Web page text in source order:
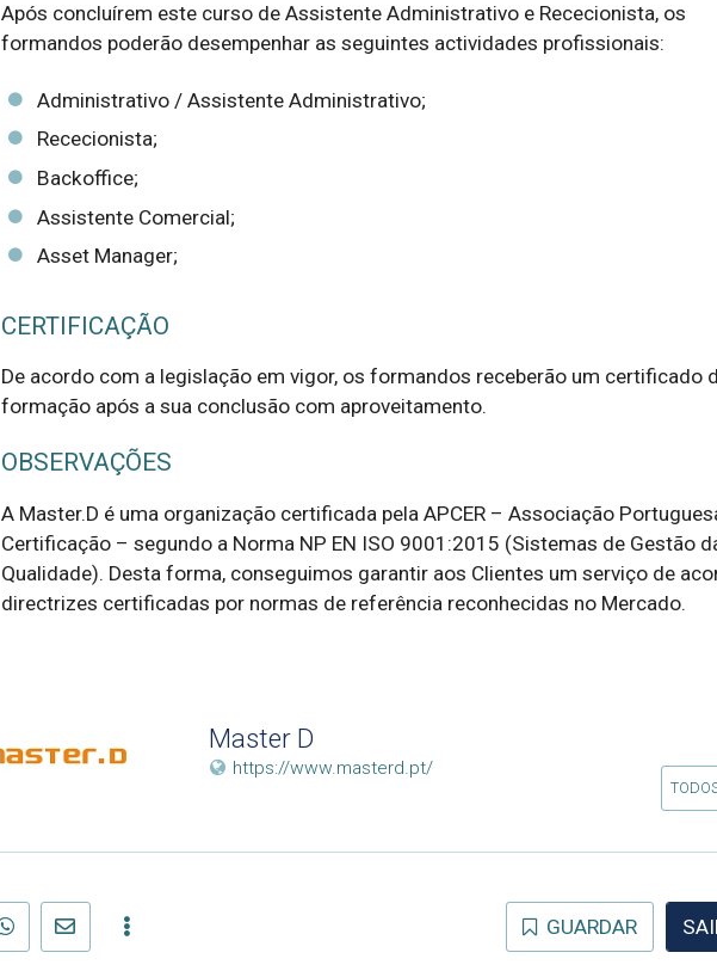
Após concluírem este curso de Assistente Administrativo e Rececionista, os
formandos poderão desempenhar as seguintes actividades profissionais:
Administrativo / Assistente Administrativo;
Rececionista;
Backoffice;
Assistente Comercial;
Asset Manager;
CERTIFICAÇÃO
De acordo com a legislação em vigor, os formandos receberão um certificado
formação após a sua conclusão com aproveitamento.
OBSERVAÇÕES
A Master.D é uma organização certificada pela APCER – Associação
Certificação – segundo a Norma NP EN ISO 9001:2015 (Sistemas de Gestão
Qualidade). Desta forma, conseguimos garantir aos Clientes um serviço de
directrizes certificadas por normas de referência reconhecidas no Mercado.
Master D
https://www.masterd.pt/
GUARDAR